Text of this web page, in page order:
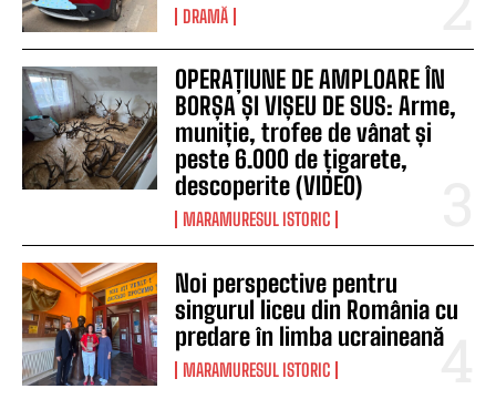
DRAMĂ
OPERAȚIUNE DE AMPLOARE ÎN
BORȘA ȘI VIȘEU DE SUS: Arme,
muniție, trofee de vânat și
peste 6.000 de țigarete,
descoperite (VIDEO)
MARAMURESUL ISTORIC
Noi perspective pentru
singurul liceu din România cu
predare în limba ucraineană
MARAMURESUL ISTORIC